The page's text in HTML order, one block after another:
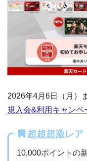
2026年4月6日（月）
規入会&利用キャンペ
超超超激レア
10,000ポイントの